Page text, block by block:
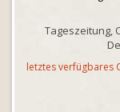
Tageszeitung,
letztes verfügbares